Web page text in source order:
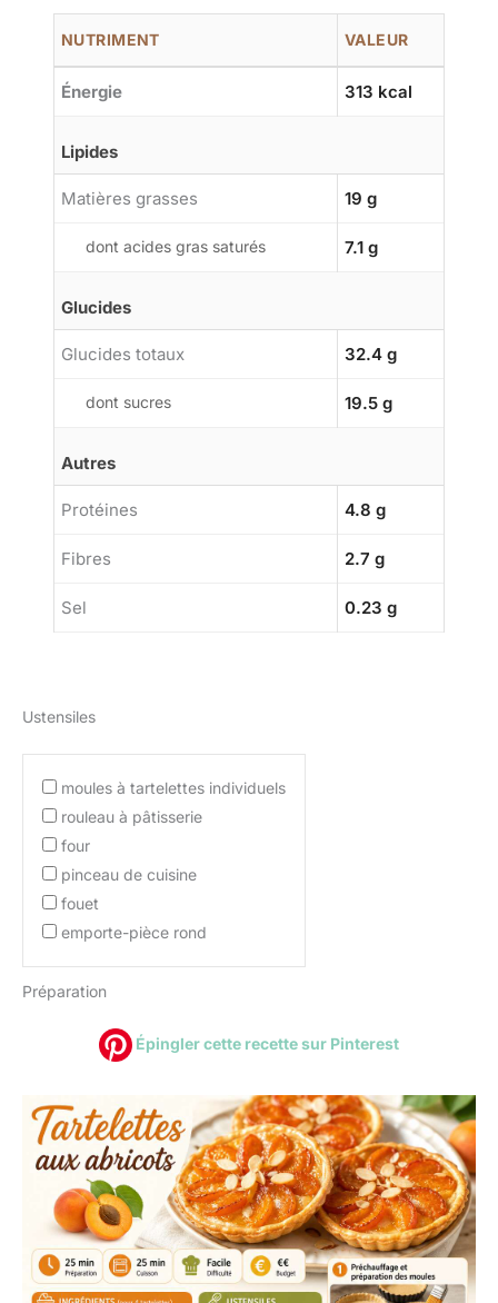
NUTRIMENT VALEUR
Énergie 313 kcal
Lipides
Matières grasses 19 g
dont acides gras saturés 7.1 g
Glucides
Glucides totaux 32.4 g
dont sucres 19.5 g
Autres
Protéines 4.8 g
Fibres 2.7 g
Sel 0.23 g
Ustensiles
moules à tartelettes individuels
rouleau à pâtisserie
four
pinceau de cuisine
fouet
emporte-pièce rond
Préparation
Épingler cette recette sur Pinterest